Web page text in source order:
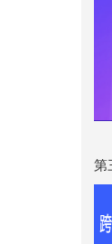
第